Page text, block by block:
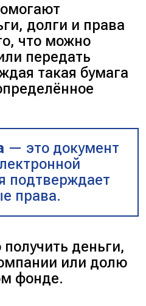
долги и права
что можно
передать
такая бумага
— это документ
подтверждает
права.
деньги,
или долю
фонде.